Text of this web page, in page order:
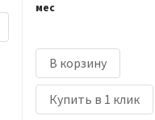
мес
В корзину
Купить в 1 клик